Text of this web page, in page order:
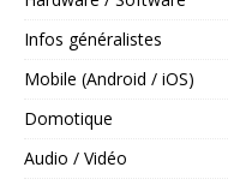
Infos généralistes
Mobile (Android / iOS)
Domotique
Audio / Vidéo